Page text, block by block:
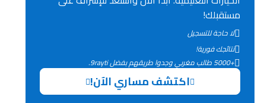
مستقبلك!
لا حاجة للتسجيل
نتائجك فورية!
+5000 طالب مغربي وجدوا طريقهم بفضل 9rayti.
اكتشف مساري الآن!